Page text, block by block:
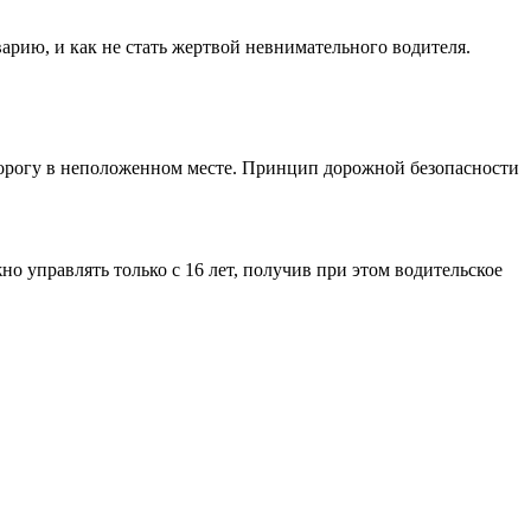
и как не стать жертвой невнимательного водителя.
в неположенном месте. Принцип дорожной безопасности
только с 16 лет, получив при этом водительское